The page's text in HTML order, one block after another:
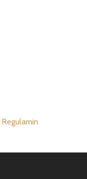
Regulamin